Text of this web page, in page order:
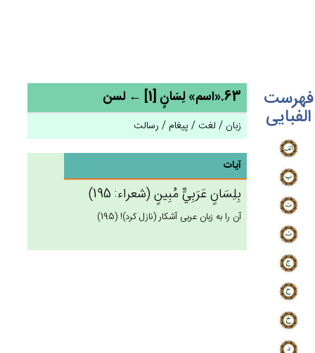
فهرست
الفبایی
63.«اسم» لِسَان‌ٍ [1] ← لسن
زبان / لغت / پیغام / رسالت
آیات
بِلِسَان‌ٍ عَرَبِي‌ٍّ مُبِين‌ٍ (شعراء: 195)
آن را به زبان عربى آشكار (نازل كرد)! (195)